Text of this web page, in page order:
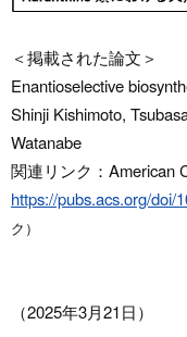
＜掲載された論文＞
Enantioselective
Shinji Kishimoto,
Watanabe
関連リンク：American
https://pubs.acs.org/doi/
ク）
（2025年3月21日）